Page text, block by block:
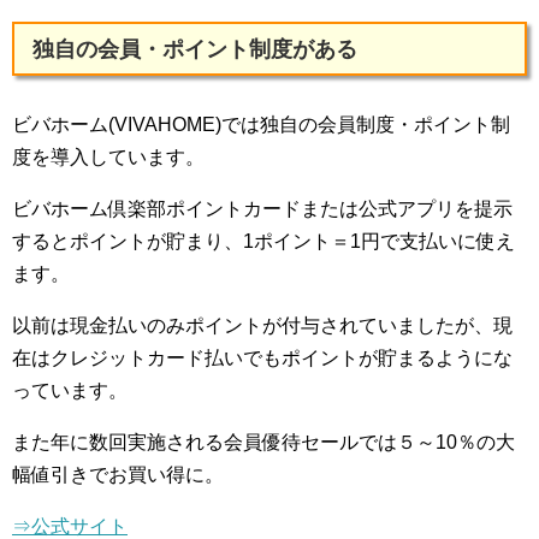
独自の会員・ポイント制度がある
ビバホーム(VIVAHOME)では独自の会員制度・ポイント制
度を導入しています。
ビバホーム倶楽部ポイントカードまたは公式アプリを提示
するとポイントが貯まり、1ポイント＝1円で支払いに使え
ます。
以前は現金払いのみポイントが付与されていましたが、現
在はクレジットカード払いでもポイントが貯まるようにな
っています。
また年に数回実施される会員優待セールでは５～10％の大
幅値引きでお買い得に。
⇒公式サイト